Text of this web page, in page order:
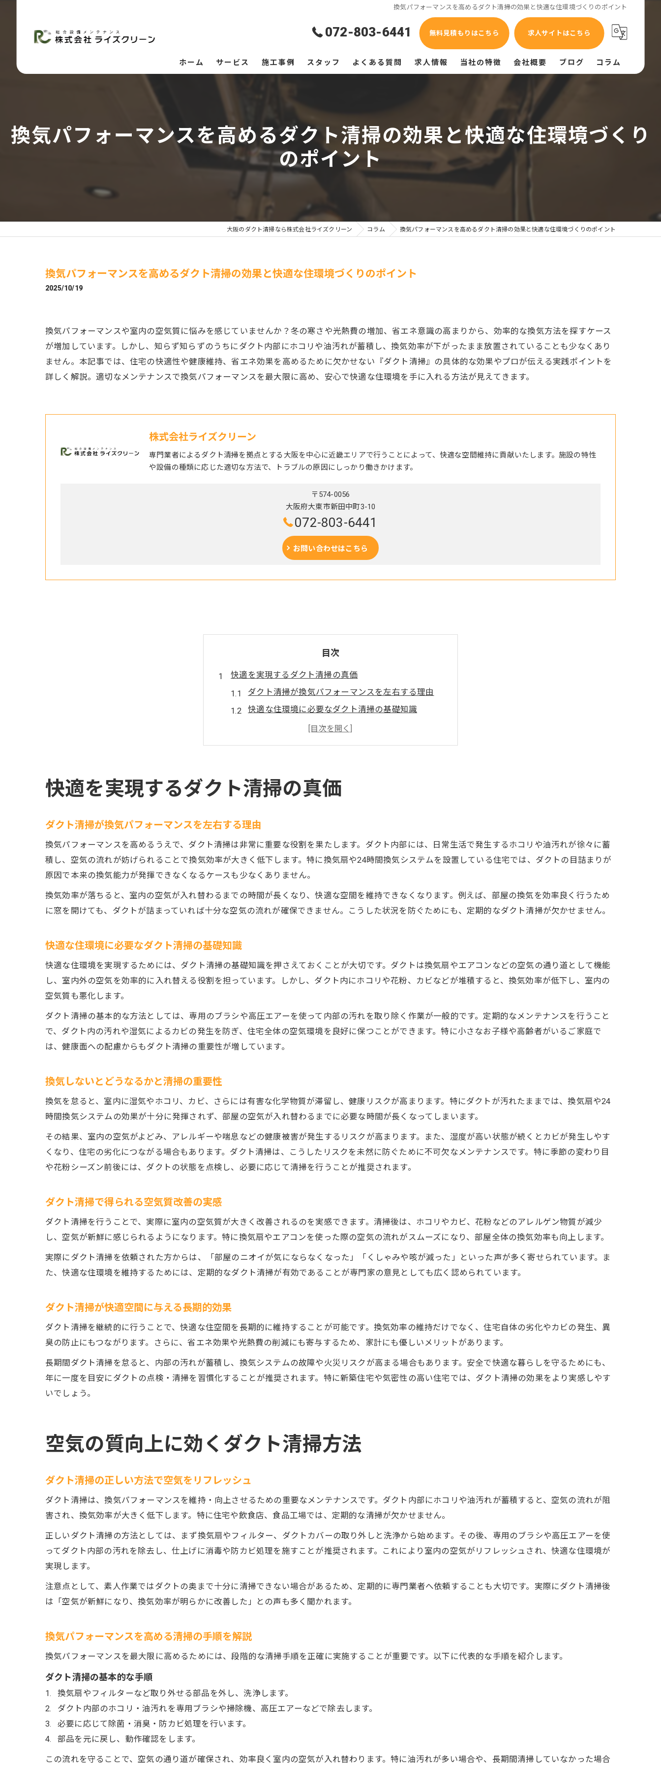
換気パフォーマンスを高めるダクト清掃の効果と快適な住環境づくりのポイント
072-803-6441 無料見積もりはこちら 求人サイトはこちら
ホーム サービス 施工事例 スタッフ よくある質問 求人情報 当社の特徴
換気不良
給排気設備
給排水設備
会社概要 ブログ コラム
換気パフォーマンスを高めるダクト清掃の効果と快適な住環境づくり
のポイント
大阪のダクト清掃なら株式会社ライズクリーン コラム 換気パフォーマンスを高めるダクト清掃の効果と快適な住環境づくりのポイント
換気パフォーマンスを高めるダクト清掃の効果と快適な住環境づくりのポイント
2025/10/19
換気パフォーマンスや室内の空気質に悩みを感じていませんか？冬の寒さや光熱費の増加、省エネ意識の高まりから、効率的な換気方法を探すケース
が増加しています。しかし、知らず知らずのうちにダクト内部にホコリや油汚れが蓄積し、換気効率が下がったまま放置されていることも少なくあり
ません。本記事では、住宅の快適性や健康維持、省エネ効果を高めるために欠かせない『ダクト清掃』の具体的な効果やプロが伝える実践ポイントを
詳しく解説。適切なメンテナンスで換気パフォーマンスを最大限に高め、安心で快適な住環境を手に入れる方法が見えてきます。
株式会社ライズクリーン
専門業者によるダクト清掃を拠点とする大阪を中心に近畿エリアで行うことによって、快適な空間維持に貢献いたします。施設の特性
や設備の種類に応じた適切な方法で、トラブルの原因にしっかり働きかけます。
〒574-0056
大阪府大東市新田中町3-10
072-803-6441
お問い合わせはこちら
目次
快適を実現するダクト清掃の真価
ダクト清掃が換気パフォーマンスを左右する理由
快適な住環境に必要なダクト清掃の基礎知識
換気しないとどうなるかと清掃の重要性
ダクト清掃で得られる空気質改善の実感
空気の質向上に効くダクト清掃方法
ダクト清掃の正しい方法で空気をリフレッシュ
部屋の換気を改善するダクト清掃のコツ
効率の良い換気の仕方とダクト清掃の関係
空気の入れ替え時間と清掃の連携ポイント
換気パフォーマンス重視なら清掃が要
ダクト清掃で換気パフォーマンスが向上する仕組み
換気扇だけでなくダクト清掃も不可欠な理由
部屋の換気効率アップに役立つ清掃実践法
ダクト清掃で得られる省エネのコツ
省エネのために見直したい換気と清掃法
換気扇つけっぱなし時のダクト清掃効果
ダクト清掃で室内の空気質が劇的に変わる理由
換気しない方がいい場合と清掃の必要性
部屋の換気とダクト清掃のベストタイミング
換気扇だけでなくダクト清掃も健康維持に不可欠
室内の換気パフォーマンス向上の秘訣
効率的換気と清掃で健康リスクを減らす方法
ダクト清掃がもたらす衛生的な住環境とは
換気方法と清掃のベストな組み合わせ
快適を実現するダクト清掃の真価
ダクト清掃が換気パフォーマンスを左右する理由
換気パフォーマンスを高めるうえで、ダクト清掃は非常に重要な役割を果たします。ダクト内部には、日常生活で発生するホコリや油汚れが徐々に蓄
積し、空気の流れが妨げられることで換気効率が大きく低下します。特に換気扇や24時間換気システムを設置している住宅では、ダクトの目詰まりが
原因で本来の換気能力が発揮できなくなるケースも少なくありません。
換気効率が落ちると、室内の空気が入れ替わるまでの時間が長くなり、快適な空間を維持できなくなります。例えば、部屋の換気を効率良く行うため
に窓を開けても、ダクトが詰まっていれば十分な空気の流れが確保できません。こうした状況を防ぐためにも、定期的なダクト清掃が欠かせません。
快適な住環境に必要なダクト清掃の基礎知識
快適な住環境を実現するためには、ダクト清掃の基礎知識を押さえておくことが大切です。ダクトは換気扇やエアコンなどの空気の通り道として機能
し、室内外の空気を効率的に入れ替える役割を担っています。しかし、ダクト内にホコリや花粉、カビなどが堆積すると、換気効率が低下し、室内の
空気質も悪化します。
ダクト清掃の基本的な方法としては、専用のブラシや高圧エアーを使って内部の汚れを取り除く作業が一般的です。定期的なメンテナンスを行うこと
で、ダクト内の汚れや湿気によるカビの発生を防ぎ、住宅全体の空気環境を良好に保つことができます。特に小さなお子様や高齢者がいるご家庭で
は、健康面への配慮からもダクト清掃の重要性が増しています。
換気しないとどうなるかと清掃の重要性
換気を怠ると、室内に湿気やホコリ、カビ、さらには有害な化学物質が滞留し、健康リスクが高まります。特にダクトが汚れたままでは、換気扇や24
時間換気システムの効果が十分に発揮されず、部屋の空気が入れ替わるまでに必要な時間が長くなってしまいます。
その結果、室内の空気がよどみ、アレルギーや喘息などの健康被害が発生するリスクが高まります。また、湿度が高い状態が続くとカビが発生しやす
くなり、住宅の劣化につながる場合もあります。ダクト清掃は、こうしたリスクを未然に防ぐために不可欠なメンテナンスです。特に季節の変わり目
や花粉シーズン前後には、ダクトの状態を点検し、必要に応じて清掃を行うことが推奨されます。
ダクト清掃で得られる空気質改善の実感
ダクト清掃を行うことで、実際に室内の空気質が大きく改善されるのを実感できます。清掃後は、ホコリやカビ、花粉などのアレルゲン物質が減少
し、空気が新鮮に感じられるようになります。特に換気扇やエアコンを使った際の空気の流れがスムーズになり、部屋全体の換気効率も向上します。
実際にダクト清掃を依頼された方からは、「部屋のニオイが気にならなくなった」「くしゃみや咳が減った」といった声が多く寄せられています。ま
た、快適な住環境を維持するためには、定期的なダクト清掃が有効であることが専門家の意見としても広く認められています。
ダクト清掃が快適空間に与える長期的効果
ダクト清掃を継続的に行うことで、快適な住空間を長期的に維持することが可能です。換気効率の維持だけでなく、住宅自体の劣化やカビの発生、異
臭の防止にもつながります。さらに、省エネ効果や光熱費の削減にも寄与するため、家計にも優しいメリットがあります。
長期間ダクト清掃を怠ると、内部の汚れが蓄積し、換気システムの故障や火災リスクが高まる場合もあります。安全で快適な暮らしを守るためにも、
年に一度を目安にダクトの点検・清掃を習慣化することが推奨されます。特に新築住宅や気密性の高い住宅では、ダクト清掃の効果をより実感しやす
いでしょう。
空気の質向上に効くダクト清掃方法
ダクト清掃の正しい方法で空気をリフレッシュ
ダクト清掃は、換気パフォーマンスを維持・向上させるための重要なメンテナンスです。ダクト内部にホコリや油汚れが蓄積すると、空気の流れが阻
害され、換気効率が大きく低下します。特に住宅や飲食店、食品工場では、定期的な清掃が欠かせません。
正しいダクト清掃の方法としては、まず換気扇やフィルター、ダクトカバーの取り外しと洗浄から始めます。その後、専用のブラシや高圧エアーを使
ってダクト内部の汚れを除去し、仕上げに消毒や防カビ処理を施すことが推奨されます。これにより室内の空気がリフレッシュされ、快適な住環境が
実現します。
注意点として、素人作業ではダクトの奥まで十分に清掃できない場合があるため、定期的に専門業者へ依頼することも大切です。実際にダクト清掃後
は「空気が新鮮になり、換気効率が明らかに改善した」との声も多く聞かれます。
換気パフォーマンスを高める清掃の手順を解説
換気パフォーマンスを最大限に高めるためには、段階的な清掃手順を正確に実施することが重要です。以下に代表的な手順を紹介します。
ダクト清掃の基本的な手順
換気扇やフィルターなど取り外せる部品を外し、洗浄します。
ダクト内部のホコリ・油汚れを専用ブラシや掃除機、高圧エアーなどで除去します。
必要に応じて除菌・消臭・防カビ処理を行います。
部品を元に戻し、動作確認をします。
この流れを守ることで、空気の通り道が確保され、効率良く室内の空気が入れ替わります。特に油汚れが多い場合や、長期間清掃していなかった場合